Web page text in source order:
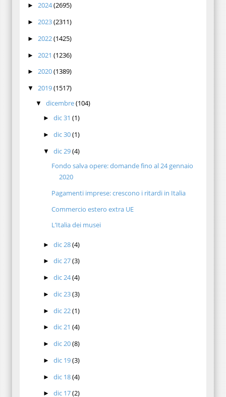
► 2024(2695)
► 2023(2311)
► 2022(1425)
► 2021 (1236)
► 2020(1389)
▼ 2019(1517)
▼ dicembre(104)
►dic 31(1)
►dic 30(1)
▼dic 29(4)
Fondo salva opere: domande fino al 24 gennaio
2020
Pagamenti imprese: crescono i ritardi in Italia
Commercio estero extra UE
L’Italia dei musei
►dic 28(4)
►dic 27(3)
►dic 24(4)
►dic 23(3)
►dic 22(1)
►dic 21(4)
►dic 20(8)
►dic 19(3)
►dic 18(4)
►dic 17(2)